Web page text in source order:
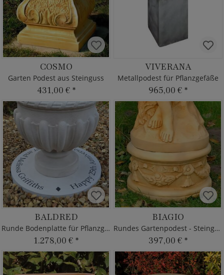
COSMO
Garten Podest aus Steinguss
431,00 € *
VIVERANA
Metallpodest für Pflanzgefäße
965,00 € *
BALDRED
Runde Bodenplatte für Pflanzgefäße mit Inschrift
1.278,00 € *
BIAGIO
Rundes Gartenpodest - Steinguss
397,00 € *